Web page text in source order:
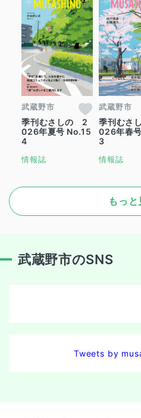
武蔵野市
季刊むさしの 2
026年夏号 No.15
4
情報誌
武蔵野市
季刊むさ
026年春
3
情報誌
もっと
武蔵野市のSNS
Tweets by